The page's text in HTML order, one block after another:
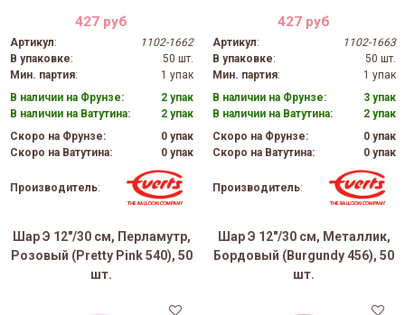
427 руб
Артикул:
1102-1662
В упаковке:
50 шт.
Мин. партия:
1 упак
В наличии на Фрунзе:
2 упак
В наличии на Ватутина:
2 упак
Скоро на Фрунзе:
0 упак
Скоро на Ватутина:
0 упак
Производитель:
427 руб
Артикул:
1102-1663
В упаковке:
50 шт.
Мин. партия:
1 упак
В наличии на Фрунзе:
3 упак
В наличии на Ватутина:
2 упак
Скоро на Фрунзе:
0 упак
Скоро на Ватутина:
0 упак
Производитель:
Шар Э 12"/30 см, Перламутр,
Розовый (Pretty Pink 540), 50
шт.
Шар Э 12"/30 см, Металлик,
Бордовый (Burgundy 456), 50
шт.